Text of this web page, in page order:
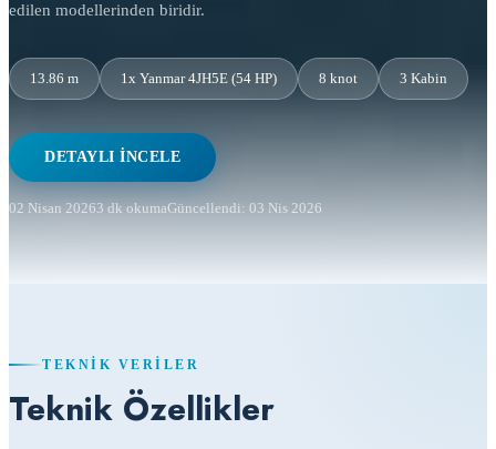
edilen modellerinden biridir.
13.86 m 1x Yanmar 4JH5E (54 HP) 8 knot 3 Kabin
DETAYLI İNCELE
02 Nisan 20263 dk okumaGüncellendi: 03 Nis 2026
TEKNIK VERILER
Teknik Özellikler